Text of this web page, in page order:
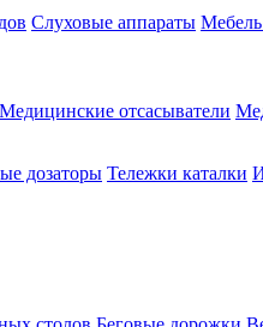
Слуховые аппараты
Медицинские отсасыватели
дозаторы Тележки каталки